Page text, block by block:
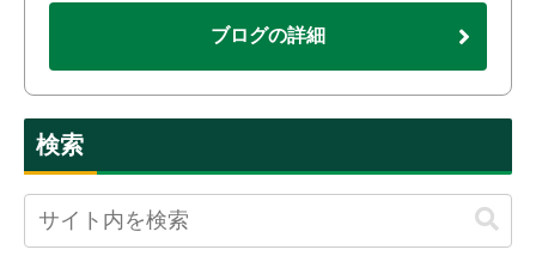
ブログの詳細
検索